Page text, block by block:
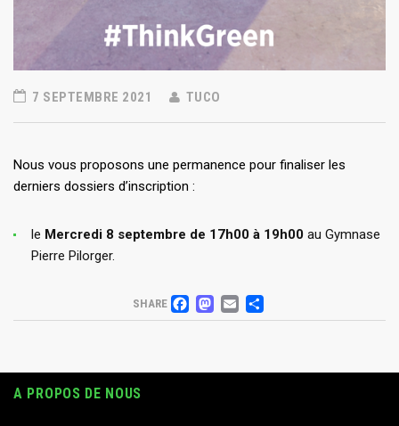
7 SEPTEMBRE 2021 TUCO
Nous vous proposons une permanence pour finaliser les
derniers dossiers d’inscription :
le Mercredi 8 septembre de 17h00 à 19h00 au Gymnase
Pierre Pilorger.
SHARE FACEBOOK
MASTODON
EMAIL
PARTAGER
A PROPOS DE NOUS